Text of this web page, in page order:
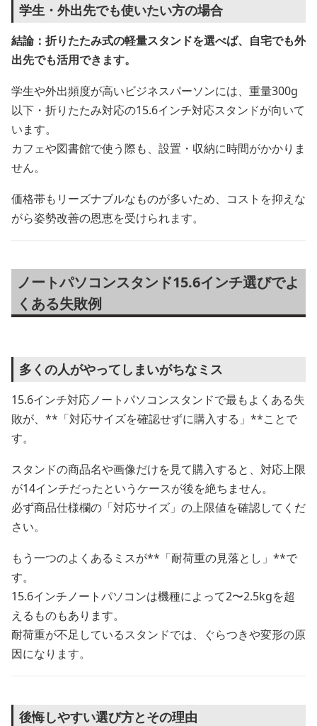
学生・外出先でも使いたい方の場合
結論：折りたたみ式の軽量スタンドを選べば、自宅でも外
出先でも活用できます。
学生や外出頻度が高いビジネスパーソンには、重量300g
以下・折りたたみ対応の15.6インチ対応スタンドが向いて
います。
カフェや図書館で使う際も、設置・収納に時間がかかりま
せん。
価格帯もリーズナブルなものが多いため、コストを抑えな
がら姿勢改善の恩恵を受けられます。
ノートパソコンスタンド15.6インチ選びでよ
くある失敗例
多くの人がやってしまいがちなミス
15.6インチ対応ノートパソコンスタンドで最もよくある失
敗が、**「対応サイズを確認せずに購入する」**ことで
す。
スタンドの商品名や画像だけを見て購入すると、対応上限
が14インチだったというケースが後を絶ちません。
必ず商品仕様欄の「対応サイズ」の上限値を確認してくだ
さい。
もう一つのよくあるミスが**「耐荷重の見落とし」**で
す。
15.6インチノートパソコンは機種によって2〜2.5kgを超
えるものもあります。
耐荷重が不足しているスタンドでは、ぐらつきや変形の原
因になります。
後悔しやすい選び方とその理由